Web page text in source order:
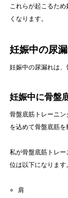
これらが起こるた
くなります。
妊娠中の尿
妊娠中の尿漏れは、
妊娠中に骨盤
骨盤底筋トレーニ
を込めて骨盤底筋を
私が骨盤底筋トレ
位は以下になります
肩